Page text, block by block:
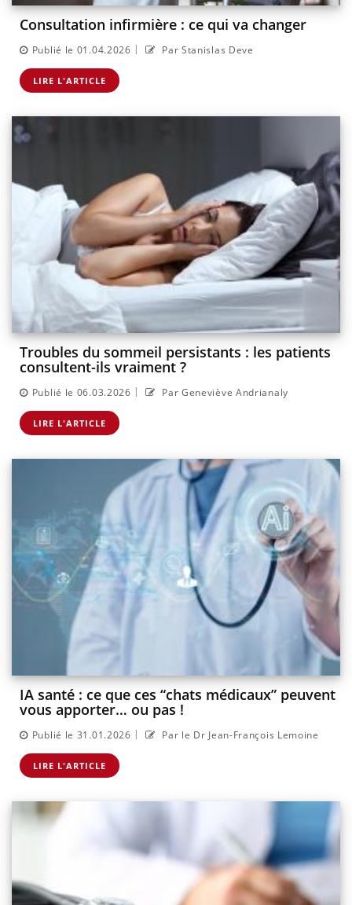
Consultation infirmière : ce qui va changer
Publié le 01.04.2026 | Par Stanislas Deve
LIRE L'ARTICLE
Troubles du sommeil persistants : les patients
consultent-ils vraiment ?
Publié le 06.03.2026 | Par Geneviève Andrianaly
LIRE L'ARTICLE
IA santé : ce que ces “chats médicaux” peuvent
vous apporter… ou pas !
Publié le 31.01.2026 | Par le Dr Jean-François Lemoine
LIRE L'ARTICLE